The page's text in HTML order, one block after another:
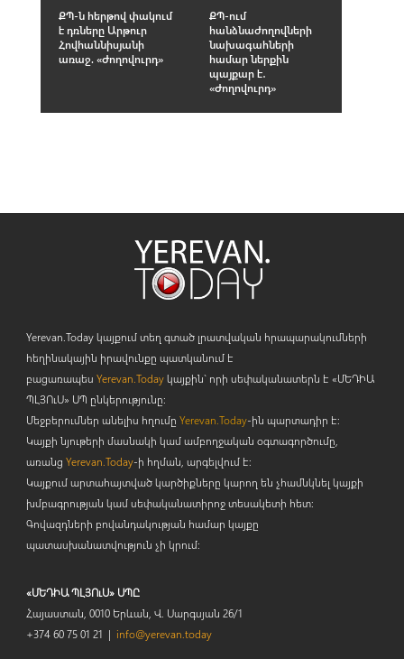
ՔՊ-ն հերթով փակում
է դռները Արթուր
Հովհաննիսյանի
առաջ. «Ժողովուրդ»
ՔՊ-ում
հանձնաժողովների
նախագահների
համար ներքին
պայքար է․
«Ժողովուրդ»
Yerevan.Today կայքում տեղ գտած լրատվական հրապարակումների
հեղինակային իրավունքը պատկանում է
բացառապես Yerevan.Todayկայքին` որի սեփականատերն է «ՄԵԴԻԱ
ՊԼՅՈւՍ» ՍՊ ընկերությունը։
Մեջբերումներ անելիս հղումը Yerevan.Today-ին պարտադիր է:
Կայքի նյութերի մասնակի կամ ամբողջական օգտագործումը,
առանց Yerevan.Today-ի հղման, արգելվում է:
Կայքում արտահայտված կարծիքները կարող են չհամնկնել կայքի
խմբագրության կամ սեփականատիրոջ տեսակետի հետ:
Գովազդների բովանդակության համար կայքը
պատասխանատվություն չի կրում:
«ՄԵԴԻԱ ՊԼՅՈւՍ» ՍՊԸ
Հայաստան, 0010 Երևան, Վ. Սարգսյան 26/1
+374 60 75 01 21 | info@yerevan.today